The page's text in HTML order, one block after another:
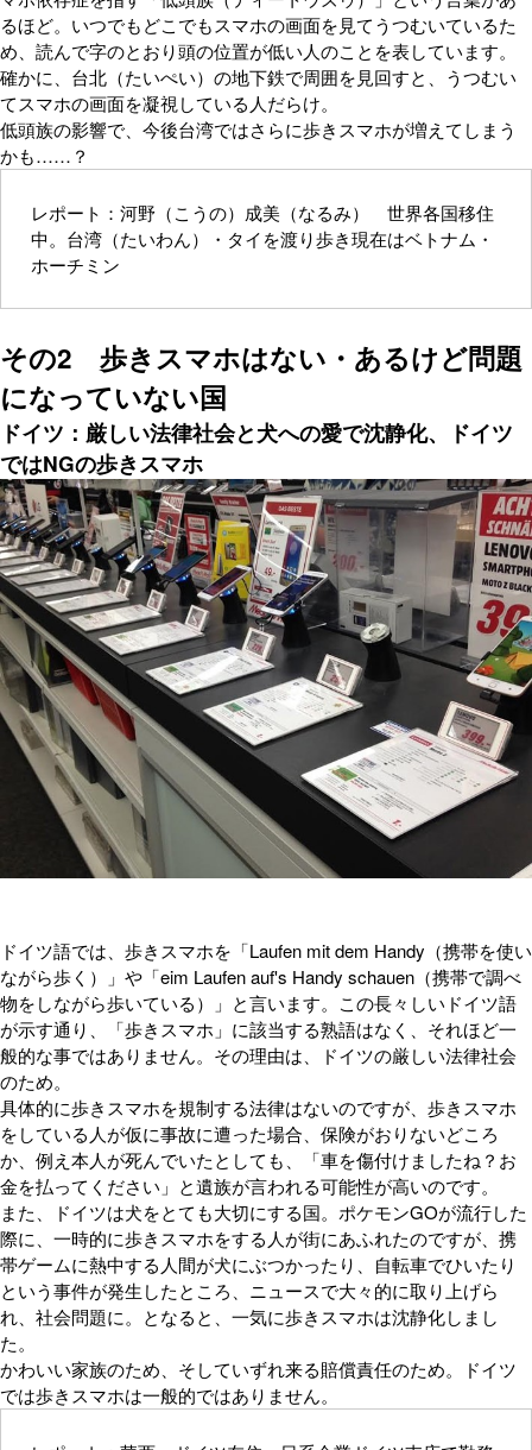
るほど。いつでもどこでもスマホの画面を見てうつむいているた
め、読んで字のとおり頭の位置が低い人のことを表しています。
確かに、台北（たいぺい）の地下鉄で周囲を見回すと、うつむい
てスマホの画面を凝視している人だらけ。
低頭族の影響で、今後台湾ではさらに歩きスマホが増えてしまう
かも……？
レポート：河野（こうの）成美（なるみ） 世界各国移住
中。台湾（たいわん）・タイを渡り歩き現在はベトナム・
ホーチミン
その2 歩きスマホはない・あるけど問題
になっていない国
ドイツ：厳しい法律社会と犬への愛で沈静化、ドイツ
ではNGの歩きスマホ
ドイツ語では、歩きスマホを「Laufen mit dem Handy（携帯を使い
ながら歩く）」や「eim Laufen auf's Handy schauen（携帯で調べ
物をしながら歩いている）」と言います。この長々しいドイツ語
が示す通り、「歩きスマホ」に該当する熟語はなく、それほど一
般的な事ではありません。その理由は、ドイツの厳しい法律社会
のため。
具体的に歩きスマホを規制する法律はないのですが、歩きスマホ
をしている人が仮に事故に遭った場合、保険がおりないどころ
か、例え本人が死んでいたとしても、「車を傷付けましたね？お
金を払ってください」と遺族が言われる可能性が高いのです。
また、ドイツは犬をとても大切にする国。ポケモンGOが流行した
際に、一時的に歩きスマホをする人が街にあふれたのですが、携
帯ゲームに熱中する人間が犬にぶつかったり、自転車でひいたり
という事件が発生したところ、ニュースで大々的に取り上げら
れ、社会問題に。となると、一気に歩きスマホは沈静化しまし
た。
かわいい家族のため、そしていずれ来る賠償責任のため。ドイツ
では歩きスマホは一般的ではありません。